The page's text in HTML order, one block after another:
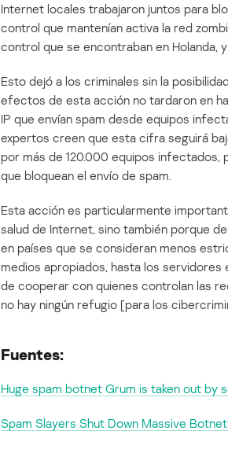
Internet locales trabajaron juntos para
control que mantenían activa la red
control que se encontraban en Holanda,
Esto dejó a los criminales sin la
efectos de esta acción no tardaron en
IP que envían spam desde equipos
expertos creen que esta cifra seguirá
por más de 120.000 equipos
que bloquean el envío de spam.
Esta acción es particularmente
salud de Internet, sino también porque
en países que se consideran menos
medios apropiados, hasta los servidores
de cooperar con quienes controlan las
no hay ningún refugio [para los
Fuentes:
Huge spam botnet Grum is taken out by
Spam Slayers Shut Down Massive